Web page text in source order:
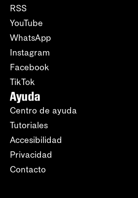
RSS
YouTube
WhatsApp
Instagram
Facebook
TikTok
Ayuda
Centro de ayuda
Tutoriales
Accesibilidad
Privacidad
Contacto